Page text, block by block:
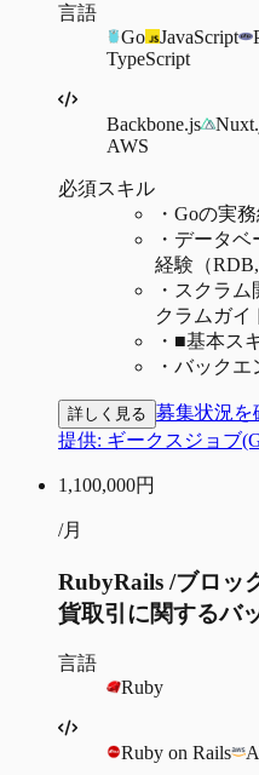
言語
Go
JavaScript
TypeScript
Backbone.js
AWS
必須スキル
・ Goの実務
・ データベ
経験（RDB,
・ スクラム
クラムガイ
・ ■基本ス
・ バックエ
詳しく見る 募集状況を
提供: ギークスジョブ
1,100,000円
/月
RubyRails /ブロッ
貨取引に関するバ
言語
Ruby
Ruby on Rails